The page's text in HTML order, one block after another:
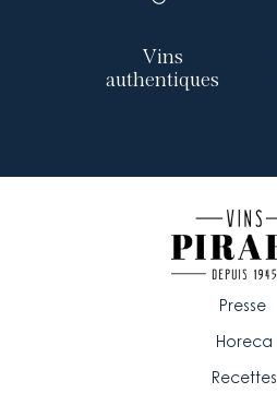
Vins
authentiques
Presse
Horeca
Recettes